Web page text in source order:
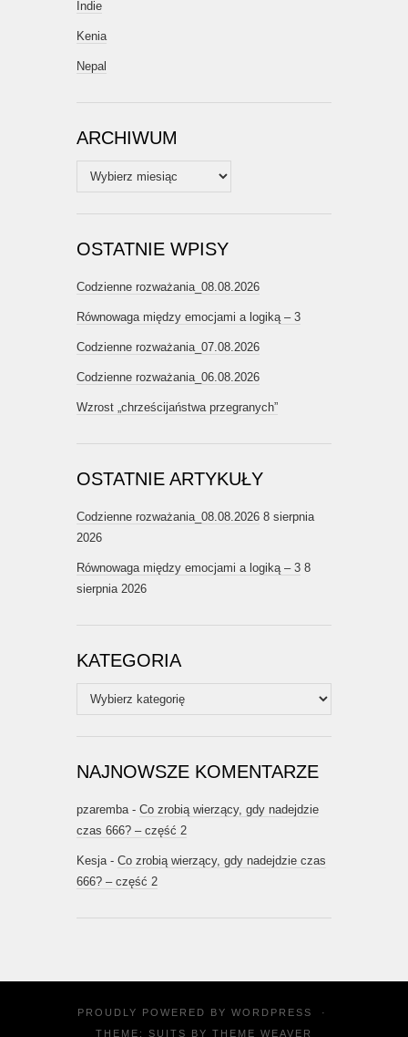
Indie
Kenia
Nepal
ARCHIWUM
Archiwum
OSTATNIE WPISY
Codzienne rozważania_08.08.2026
Równowaga między emocjami a logiką – 3
Codzienne rozważania_07.08.2026
Codzienne rozważania_06.08.2026
Wzrost „chrześcijaństwa przegranych”
OSTATNIE ARTYKUŁY
Codzienne rozważania_08.08.2026 8 sierpnia
2026
Równowaga między emocjami a logiką – 3 8
sierpnia 2026
KATEGORIA
Kategoria
NAJNOWSZE KOMENTARZE
pzaremba- Co zrobią wierzący, gdy nadejdzie
czas 666? – część 2
Kesja- Co zrobią wierzący, gdy nadejdzie czas
666? – część 2
PROUDLY POWERED BY WORDPRESS
·
THEME: SUITS BY THEME WEAVER